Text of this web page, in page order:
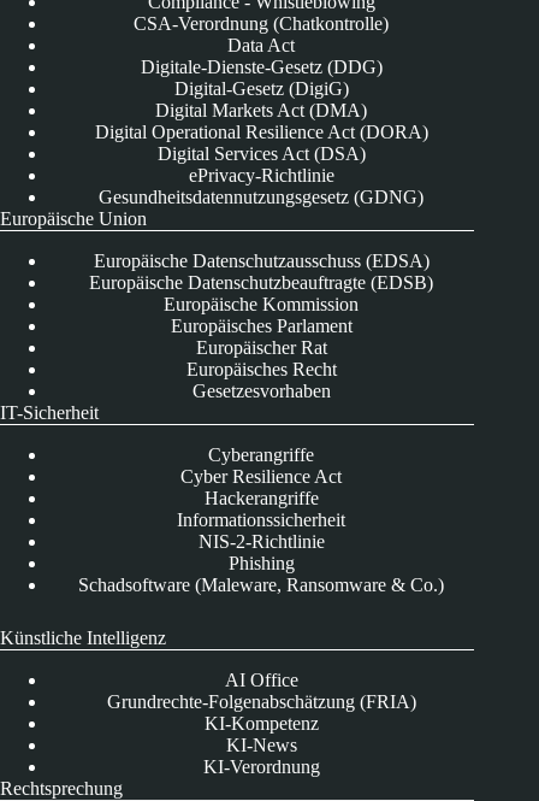
CSA-Verordnung (Chatkontrolle)
Data Act
Digitale-Dienste-Gesetz (DDG)
Digital-Gesetz (DigiG)
Digital Markets Act (DMA)
Digital Operational Resilience Act (DORA)
Digital Services Act (DSA)
ePrivacy-Richtlinie
Gesundheitsdatennutzungsgesetz (GDNG)
Europäische Union
Europäische Datenschutzausschuss (EDSA)
Europäische Datenschutzbeauftragte (EDSB)
Europäische Kommission
Europäisches Parlament
Europäischer Rat
Europäisches Recht
Gesetzesvorhaben
IT-Sicherheit
Cyberangriffe
Cyber Resilience Act
Hackerangriffe
Informationssicherheit
NIS-2-Richtlinie
Phishing
Schadsoftware (Maleware, Ransomware & Co.)
Künstliche Intelligenz
AI Office
Grundrechte-Folgenabschätzung (FRIA)
KI-Kompetenz
KI-News
KI-Verordnung
Rechtsprechung